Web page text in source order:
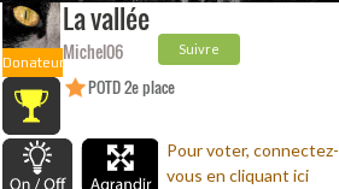
Donateur
La vallée
Michel06 Suivre
POTD 2e place
Pour voter, connectez-
vous en cliquant ici